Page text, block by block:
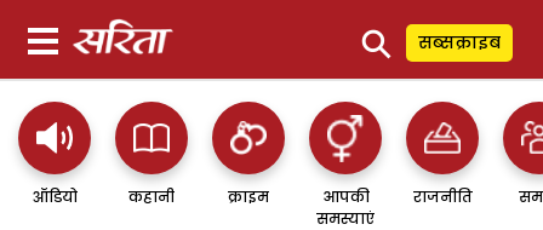
⚲ सब्सक्राइब
ऑडियो कहानी क्राइम
आपकी
समस्याएं
राजनीति